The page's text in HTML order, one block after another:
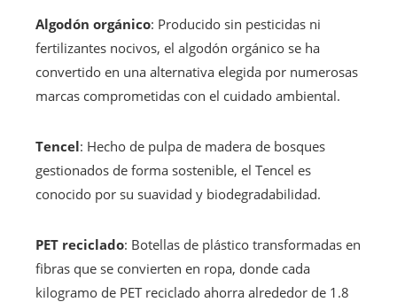
Algodón orgánico: Producido sin pesticidas ni
fertilizantes nocivos, el algodón orgánico se ha
convertido en una alternativa elegida por numerosas
marcas comprometidas con el cuidado ambiental.
Tencel: Hecho de pulpa de madera de bosques
gestionados de forma sostenible, el Tencel es
conocido por su suavidad y biodegradabilidad.
PET reciclado: Botellas de plástico transformadas en
fibras que se convierten en ropa, donde cada
kilogramo de PET reciclado ahorra alrededor de 1.8